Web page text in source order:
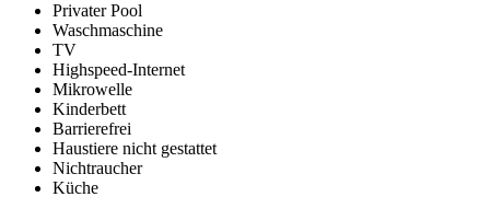
Privater Pool
Waschmaschine
TV
Highspeed-Internet
Mikrowelle
Kinderbett
Barrierefrei
Haustiere nicht gestattet
Nichtraucher
Küche